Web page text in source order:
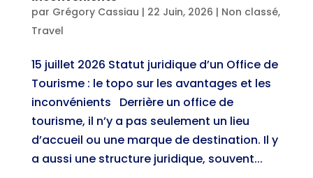
par Grégory Cassiau | 22 Juin, 2026 | Non classé,
Travel
15 juillet 2026 Statut juridique d’un Office de
Tourisme : le topo sur les avantages et les
inconvénients Derrière un office de
tourisme, il n’y a pas seulement un lieu
d’accueil ou une marque de destination. Il y
a aussi une structure juridique, souvent...